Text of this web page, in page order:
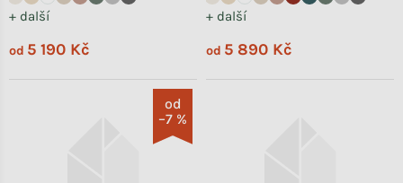
+ další
od 5 190 Kč
+ další
od 5 890 Kč
od
–7 %